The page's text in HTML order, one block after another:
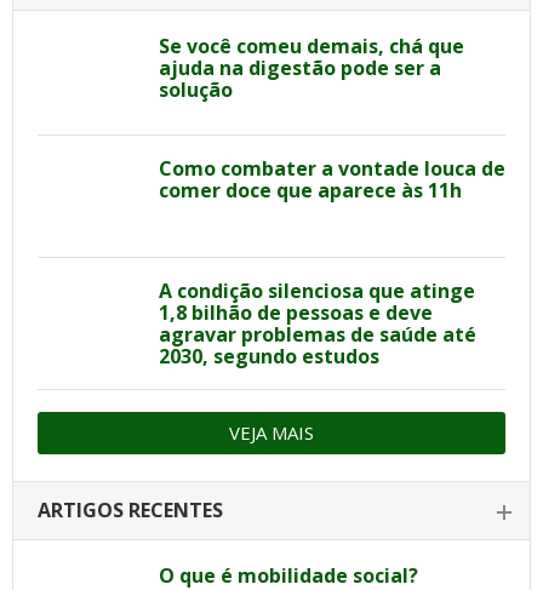
Se você comeu demais, chá que
ajuda na digestão pode ser a
solução
Como combater a vontade louca de
comer doce que aparece às 11h
A condição silenciosa que atinge
1,8 bilhão de pessoas e deve
agravar problemas de saúde até
2030, segundo estudos
VEJA MAIS
ARTIGOS RECENTES
O que é mobilidade social?